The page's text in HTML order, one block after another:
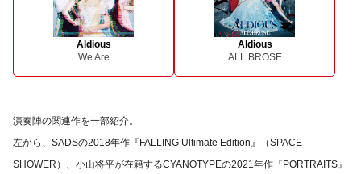
Aldious
We Are
Aldious
ALL BROSE
演奏陣の関連作を一部紹介。
左から、SADSの2018年作『FALLING Ultimate Edition』（SPACE
SHOWER）、小山将平が在籍するCYANOTYPEの2021年作『PORTRAITS』